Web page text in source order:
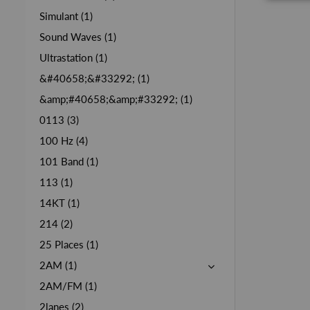
Simulant (1)
Sound Waves (1)
Ultrastation (1)
&#40658;&#33292; (1)
&amp;#40658;&amp;#33292; (1)
0113 (3)
100 Hz (4)
101 Band (1)
113 (1)
14KT (1)
214 (2)
25 Places (1)
2AM (1)
2AM/FM (1)
2lanes (2)